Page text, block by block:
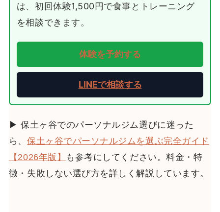
は、初回体験1,500円で食事とトレーニング
を相談できます。
体験を予約する
LINEで相談する
▶ 保土ヶ谷でのパーソナルジム選びに迷った
ら、 保土ヶ谷でパーソナルジムを選ぶ完全ガイド
【2026年版】
も参考にしてください。料金・特
徴・失敗しない選び方を詳しく解説しています。